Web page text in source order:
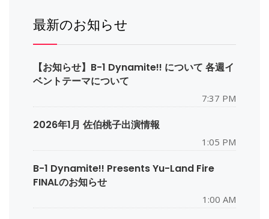
最新のお知らせ
【お知らせ】B-1 Dynamite!! について 各週イ
ベントテーマについて
7:37 PM
2026年1月 佐伯桃子出演情報
1:05 PM
B-1 Dynamite!! Presents Yu-Land Fire
FINALのお知らせ
1:00 AM